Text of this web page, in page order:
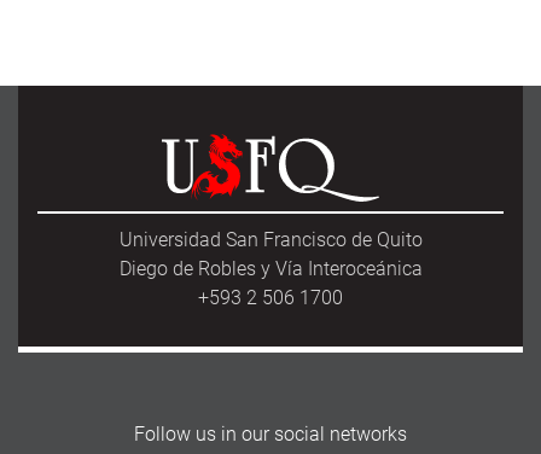
Universidad San Francisco de Quito
Diego de Robles y Vía Interoceánica
+593 2 506 1700
Follow us in our social networks